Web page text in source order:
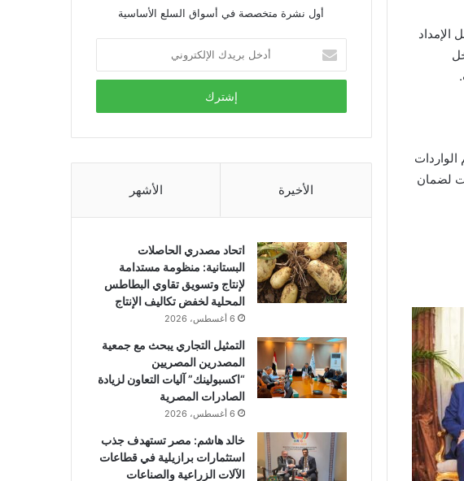
لضمان
أول نشرة متخصصة في أسواق السلع الأساسية
بريدك
الإلكتروني
الأخيرة الأشهر
اتحاد مصدري الحاصلات
البستانية: منظومة مستدامة
لإنتاج وتسويق تقاوي البطاطس
المحلية لخفض تكاليف الإنتاج
6 أغسطس، 2026
التمثيل التجاري يبحث مع جمعية
المصدرين المصريين
“اكسبولينك” آليات التعاون لزيادة
الصادرات المصرية
6 أغسطس، 2026
خالد هاشم: مصر تستهدف جذب
استثمارات برازيلية في قطاعات
الآلات الزراعية والصناعات